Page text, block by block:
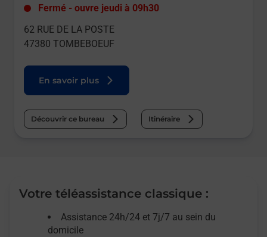
Fermé - ouvre jeudi à 09h30
62 RUE DE LA POSTE
47380 TOMBEBOEUF
En savoir plus
Découvrir ce bureau Itinéraire
Votre téléassistance classique :
Assistance 24h/24 et 7j/7 au sein du
domicile